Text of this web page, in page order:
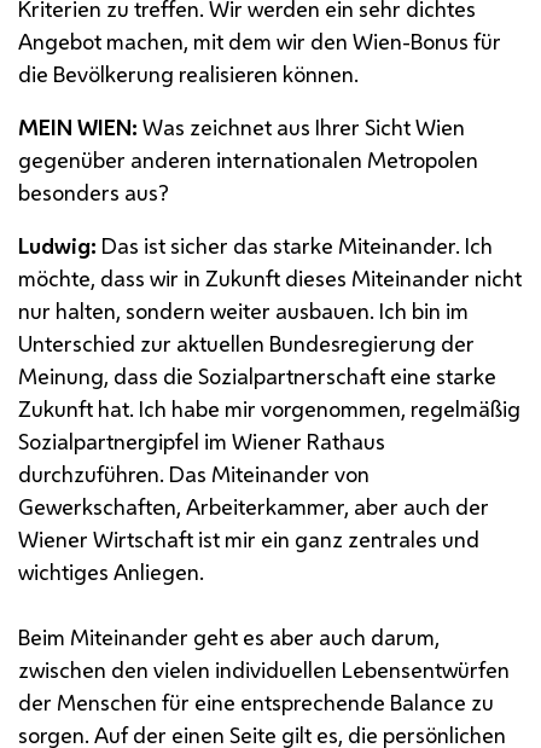
Kriterien zu treffen. Wir werden ein sehr dichtes
Angebot machen, mit dem wir den Wien-Bonus für
die Bevölkerung realisieren können.
MEIN WIEN: Was zeichnet aus Ihrer Sicht Wien
gegenüber anderen internationalen Metropolen
besonders aus?
Ludwig: Das ist sicher das starke Miteinander. Ich
möchte, dass wir in Zukunft dieses Miteinander nicht
nur halten, sondern weiter ausbauen. Ich bin im
Unterschied zur aktuellen Bundesregierung der
Meinung, dass die Sozialpartnerschaft eine starke
Zukunft hat. Ich habe mir vorgenommen, regelmäßig
Sozialpartnergipfel im Wiener Rathaus
durchzuführen. Das Miteinander von
Gewerkschaften, Arbeiterkammer, aber auch der
Wiener Wirtschaft ist mir ein ganz zentrales und
wichtiges Anliegen.
Beim Miteinander geht es aber auch darum,
zwischen den vielen individuellen Lebensentwürfen
der Menschen für eine entsprechende Balance zu
sorgen. Auf der einen Seite gilt es, die persönlichen